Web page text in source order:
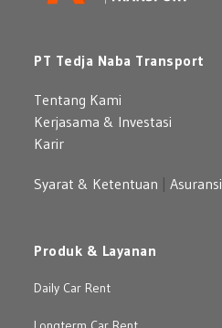
PT Tedja Naba Transport
Tentang Kami
Kerjasama & Investasi
Karir
Syarat & Ketentuan |Asuransi
Produk & Layanan
Daily Car Rent